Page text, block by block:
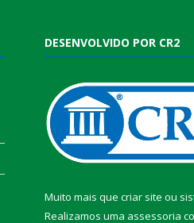
DESENVOLVIDO POR CR2
Muito mais que criar site ou
Realizamos uma assessoria